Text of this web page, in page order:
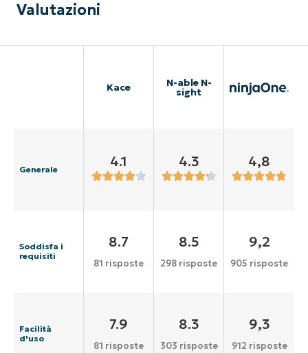
Valutazioni
Kace N-able N-
sight
Generale 4.1 4.3 4,8
Soddisfa i
requisiti
8.7
81 risposte
8.5
298 risposte
9,2
905 risposte
Facilità
d'uso
7.9
81 risposte
8.3
303 risposte
9,3
912 risposte